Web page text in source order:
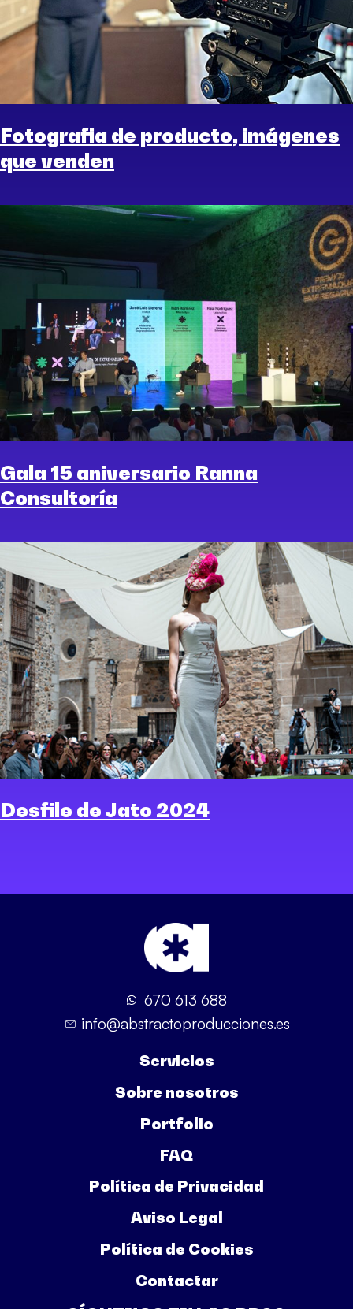
Fotografia de producto, imágenes
que venden
Gala 15 aniversario Ranna
Consultoría
Desfile de Jato 2024
670 613 688
info@abstractoproducciones.es
Servicios
Sobre nosotros
Portfolio
FAQ
Política de Privacidad
Aviso Legal
Política de Cookies
Contactar